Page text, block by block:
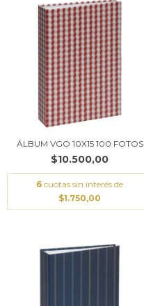
ÁLBUM VGO 10X15 100 FOTOS
$10.500,00
6 cuotas sin interés de
$1.750,00